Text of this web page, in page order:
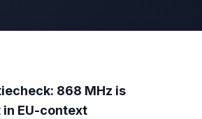
868 MHz is
EU-context